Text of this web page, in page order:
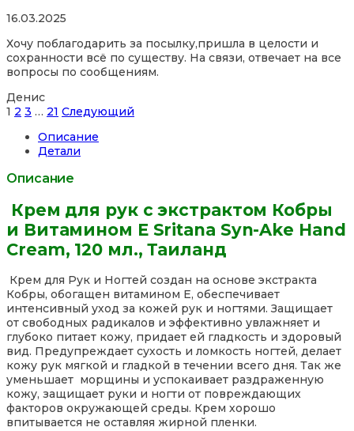
Rated
out
of
5
16.03.2025
Хочу поблагодарить за посылку,пришла в целости и
сохранности всё по существу. На связи, отвечает на все
вопросы по сообщениям.
Денис
Site
Reviews
навигация
Страница
1 Страница
2 Страница
3 … Страница
21 Следующий
Описание
Детали
Описание
Крем для рук с экстрактом Кобры
и Витамином E Sritana Syn-Ake Hand
Cream, 120 мл., Таиланд
Крем для Рук и Ногтей создан на основе экстракта
Кобры, обогащен витамином Е, обеспечивает
интенсивный уход за кожей рук и ногтями. Защищает
от свободных радикалов и эффективно увлажняет и
глубоко питает кожу, придает ей гладкость и здоровый
вид. Предупреждает сухость и ломкость ногтей, делает
кожу рук мягкой и гладкой в течении всего дня. Так же
уменьшает морщины и успокаивает раздраженную
кожу, защищает руки и ногти от повреждающих
факторов окружающей среды. Крем хорошо
впитывается не оставляя жирной пленки.